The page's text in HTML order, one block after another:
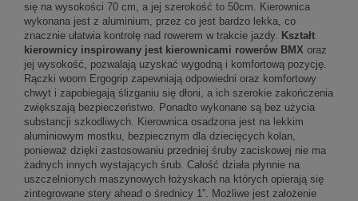
się na wysokości 70 cm, a jej szerokość to 50cm. Kierownica
wykonana jest z aluminium, przez co jest bardzo lekka, co
znacznie ułatwia kontrolę nad rowerem w trakcie jazdy. Kształt
kierownicy inspirowany jest kierownicami rowerów BMX oraz
jej wysokość, pozwalają uzyskać wygodną i komfortową pozycję.
Rączki woom Ergogrip zapewniają odpowiedni oraz komfortowy
chwyt i zapobiegają ślizganiu się dłoni, a ich szerokie zakończenia
zwiększają bezpieczeństwo. Ponadto wykonane są bez użycia
substancji szkodliwych. Kierownica osadzona jest na lekkim
aluminiowym mostku, bezpiecznym dla dziecięcych kolan,
ponieważ dzięki zastosowaniu przedniej śruby zaciskowej nie ma
żadnych innych wystających śrub. Całość działa płynnie na
uszczelnionych maszynowych łożyskach na których opierają się
zintegrowane stery ahead o średnicy 1”. Możliwe jest założenie